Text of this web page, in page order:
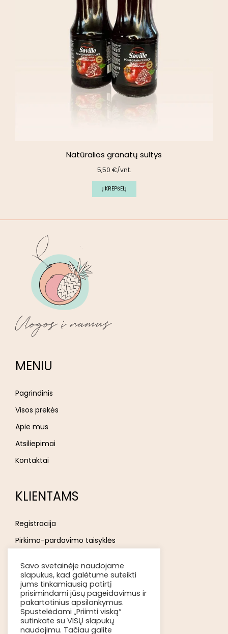
Natūralios granatų sultys
5,50 €/vnt.
Į KREPŠELĮ
MENIU
Pagrindinis
Visos prekės
Apie mus
Atsiliepimai
Kontaktai
KLIENTAMS
Registracija
Pirkimo-pardavimo taisyklės
Atsakomybės ribojimas
Prekių pristatymas
Kokybė ir grąžinimas
Apmokėjimo būdai
Savo svetainėje naudojame
slapukus, kad galėtume suteikti
jums tinkamiausią patirtį
prisimindami jūsų pageidavimus ir
pakartotinius apsilankymus.
Spustelėdami „Priimti viską“
sutinkate su VISŲ slapukų
naudojimu. Tačiau galite